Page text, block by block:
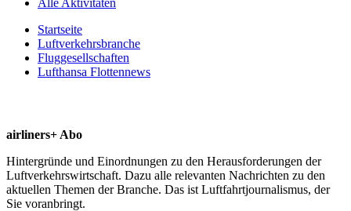
Startseite
Luftverkehrsbranche
Fluggesellschaften
Lufthansa Flottennews
airliners+ Abo
Hintergründe und Einordnungen zu den Herausforderungen der
Luftverkehrswirtschaft. Dazu alle relevanten Nachrichten zu den
aktuellen Themen der Branche. Das ist Luftfahrtjournalismus, der
Sie voranbringt.